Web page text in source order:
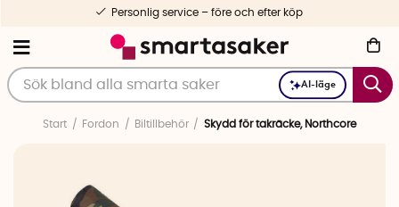
AI-läge
Personlig service – före och efter köp
Start Fordon Biltillbehör Skydd för takräcke, Northcore